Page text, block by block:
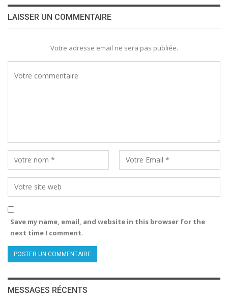
LAISSER UN COMMENTAIRE
Votre adresse email ne sera pas publiée.
Save my name, email, and website in this browser for the
next time I comment.
MESSAGES RÉCENTS